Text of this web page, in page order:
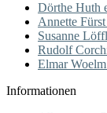
Dörthe Huth
Annette
Susanne
Rudolf
Elmar
Informationen